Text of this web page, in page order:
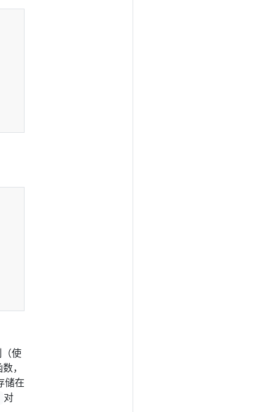
使
，
储在
对